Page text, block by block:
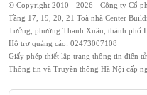
© Copyright 2010 - 2026 - Công ty Cổ
Tầng 17, 19, 20, 21 Toà nhà Center
Tưởng, phường Thanh Xuân, thành phố
Hỗ trợ quảng cáo: 02473007108
Giấy phép thiết lập trang thông tin điện
Thông tin và Truyền thông Hà Nội cấp